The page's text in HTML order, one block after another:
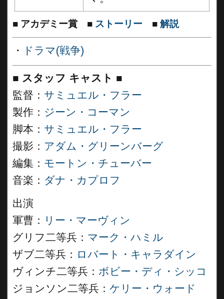
■ アカデミー賞 ■ ストーリー ■ 解説
・ ドラマ(戦争)
■ スタッフ キャスト ■
監督： サミュエル・フラー
製作： ジーン・コーマン
脚本： サミュエル・フラー
撮影： アダム・グリーンバーグ
編集： モートン・チューバー
音楽： ダナ・カプロフ
出演
軍曹： リー・マーヴィン
グリフ二等兵： マーク・ハミル
ザブ二等兵： ロバート・キャラダイン
ヴィンチ二等兵： ボビー・ディ・シッコ
ジョンソン二等兵： ケリー・ウォード